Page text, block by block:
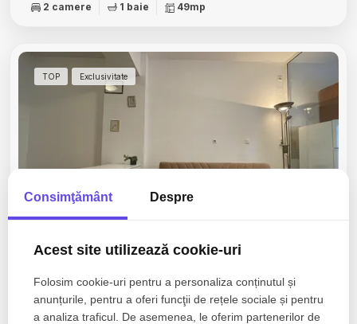
2 camere 1 baie 49mp
TOP Exclusivitate
Apartament cu 2 camere de inchiriat in zona
Marriott
Consimţământ Despre
Acest site utilizează cookie-uri
Folosim cookie-uri pentru a personaliza conținutul și
anunțurile, pentru a oferi funcţii de rețele sociale și pentru
a analiza traficul. De asemenea, le oferim partenerilor de